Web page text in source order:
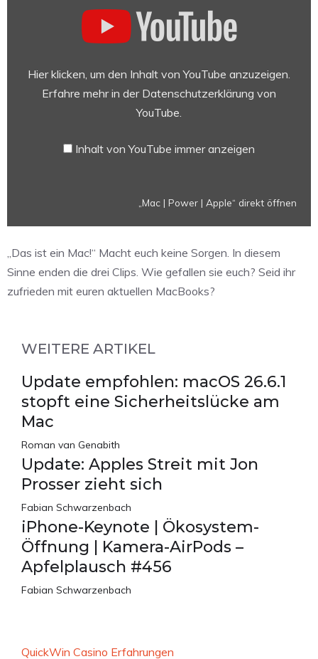
Apple“Hier klicken, um den Inhalt von YouTube anzuzeigen.
Erfahre mehr in der Datenschutzerklärung von
YouTube
Inhalt von YouTube immer anzeigen
„Mac | Power | Apple“ direkt öffnen
„Das ist ein Mac!“ Macht euch keine Sorgen. In diesem
Sinne enden die drei Clips. Wie gefallen sie euch? Seid ihr
zufrieden mit euren aktuellen MacBooks?
WEITERE ARTIKEL
Update empfohlen: macOS 26.6.1
stopft eine Sicherheitslücke am
Mac
Roman van Genabith
Update: Apples Streit mit Jon
Prosser zieht sich
Fabian Schwarzenbach
iPhone-Keynote | Ökosystem-
Öffnung | Kamera-AirPods –
Apfelplausch #456
Fabian Schwarzenbach
QuickWin Casino Erfahrungen